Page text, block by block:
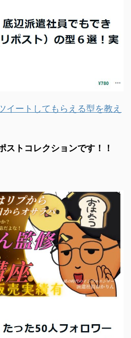
イートしてもらえる型を教え
ストコレクションです！！